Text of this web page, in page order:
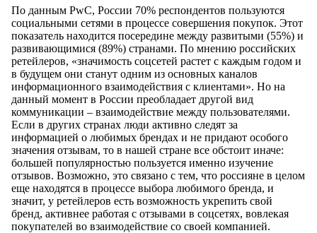
По данным PwC, России 70% респондентов пользуются
социальными сетями в процессе совершения покупок. Этот
показатель находится посередине между развитыми (55%) и
развивающимися (89%) странами. По мнению российских
ретейлеров, «значимость соцсетей растет с каждым годом и
в будущем они станут одним из основных каналов
информационного взаимодействия с клиентами». Но на
данный момент в России преобладает другой вид
коммуникации – взаимодействие между пользователями.
Если в других странах люди активно следят за
информацией о любимых брендах и не придают особого
значения отзывам, то в нашей стране все обстоит иначе:
большей популярностью пользуется именно изучение
отзывов. Возможно, это связано с тем, что россияне в целом
еще находятся в процессе выбора любимого бренда, и
значит, у ретейлеров есть возможность укрепить свой
бренд, активнее работая с отзывами в соцсетях, вовлекая
покупателей во взаимодействие со своей компанией.